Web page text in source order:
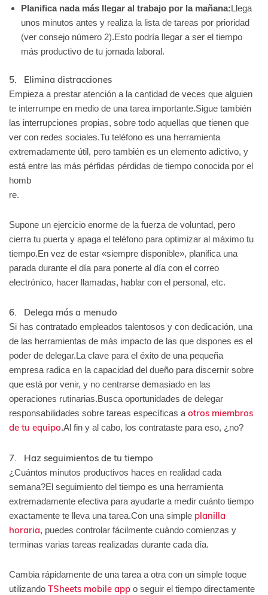
Planifica nada más llegar al trabajo por la mañana:Llega
unos minutos antes y realiza la lista de tareas por prioridad
(ver consejo número 2).Esto podría llegar a ser el tiempo
más productivo de tu jornada laboral.
5. Elimina distracciones
Empieza a prestar atención a la cantidad de veces que alguien
te interrumpe en medio de una tarea importante.Sigue también
las interrupciones propias, sobre todo aquellas que tienen que
ver con redes sociales.Tu teléfono es una herramienta
extremadamente útil, pero también es un elemento adictivo, y
está entre las más pérfidas pérdidas de tiempo conocida por el
homb
re.
Supone un ejercicio enorme de la fuerza de voluntad, pero
cierra tu puerta y apaga el teléfono para optimizar al máximo tu
tiempo.En vez de estar «siempre disponible», planifica una
parada durante el día para ponerte al día con el correo
electrónico, hacer llamadas, hablar con el personal, etc.
6. Delega más a menudo
Si has contratado empleados talentosos y con dedicación, una
de las herramientas de más impacto de las que dispones es el
poder de delegar.La clave para el éxito de una pequeña
empresa radica en la capacidad del dueño para discernir sobre
que está por venir, y no centrarse demasiado en las
operaciones rutinarias.Busca oportunidades de delegar
responsabilidades sobre tareas específicas aotros miembros
de tu equipo.Al fin y al cabo, los contrataste para eso, ¿no?
7. Haz seguimientos de tu tiempo
¿Cuántos minutos productivos haces en realidad cada
semana?El seguimiento del tiempo es una herramienta
extremadamente efectiva para ayudarte a medir cuánto tiempo
exactamente te lleva una tarea.Con una simple planilla
horaria, puedes controlar fácilmente cuándo comienzas y
terminas varias tareas realizadas durante cada día.
Cambia rápidamente de una tarea a otra con un simple toque
utilizando TSheets mobile app o seguir el tiempo directamente